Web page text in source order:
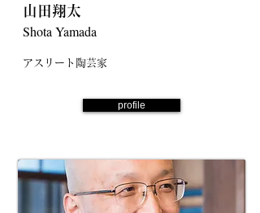
山田翔太
Shota Yamada
アスリート陶芸家
profile